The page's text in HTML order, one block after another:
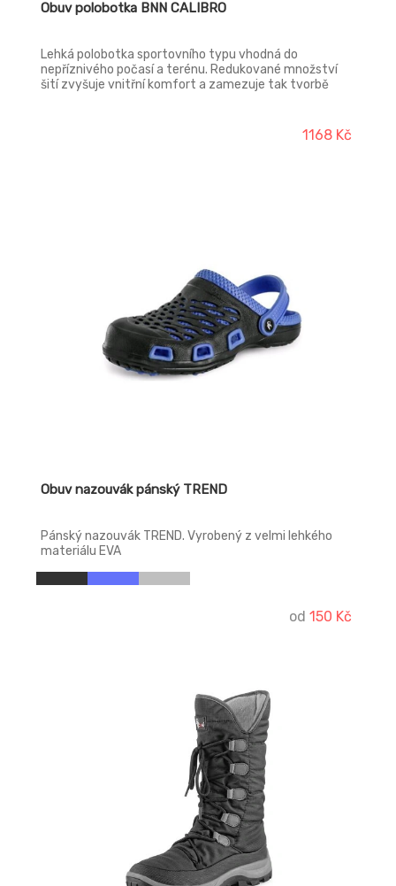
Obuv polobotka BNN CALIBRO
Lehká polobotka sportovního typu vhodná do
nepříznivého počasí a terénu. Redukované množství
šití zvyšuje vnitřní komfort a zamezuje tak tvorbě
Podšívka: textilie MESH Stélka: ABSORBA Podešev:
1168 Kč
Obuv nazouvák pánský TREND
Pánský nazouvák TREND. Vyrobený z velmi lehkého
materiálu EVA
od 150 Kč